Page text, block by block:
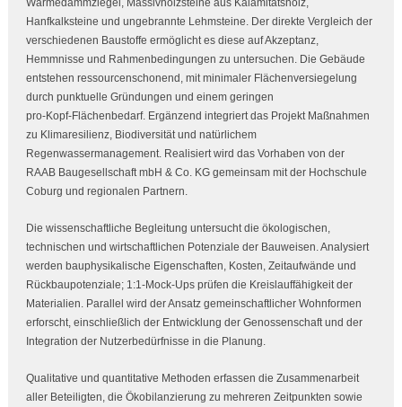
Hanfkalksteine und ungebrannte Lehmsteine. Der direkte Vergleich der
verschiedenen Baustoffe ermöglicht es diese auf Akzeptanz,
Hemmnisse und Rahmenbedingungen zu untersuchen. Die Gebäude
entstehen ressourcenschonend, mit minimaler Flächenversiegelung
durch punktuelle Gründungen und einem geringen
pro‑Kopf‑Flächenbedarf. Ergänzend integriert das Projekt Maßnahmen
zu Klimaresilienz, Biodiversität und natürlichem
Regenwassermanagement. Realisiert wird das Vorhaben von der
RAAB Baugesellschaft mbH & Co. KG gemeinsam mit der Hochschule
Coburg und regionalen Partnern.
Die wissenschaftliche Begleitung untersucht die ökologischen,
technischen und wirtschaftlichen Potenziale der Bauweisen. Analysiert
werden bauphysikalische Eigenschaften, Kosten, Zeitaufwände und
Rückbaupotenziale; 1:1‑Mock‑Ups prüfen die Kreislauffähigkeit der
Materialien. Parallel wird der Ansatz gemeinschaftlicher Wohnformen
erforscht, einschließlich der Entwicklung der Genossenschaft und der
Integration der Nutzerbedürfnisse in die Planung.
Qualitative und quantitative Methoden erfassen die Zusammenarbeit
aller Beteiligten, die Ökobilanzierung zu mehreren Zeitpunkten sowie